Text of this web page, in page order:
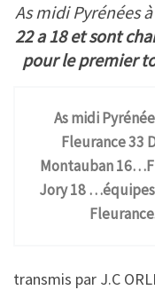
As midi Pyrénées
22 a 18 et sont
pour le premier
As midi
Fleurance 33
Montauban
Jory 18
transmis par J.C